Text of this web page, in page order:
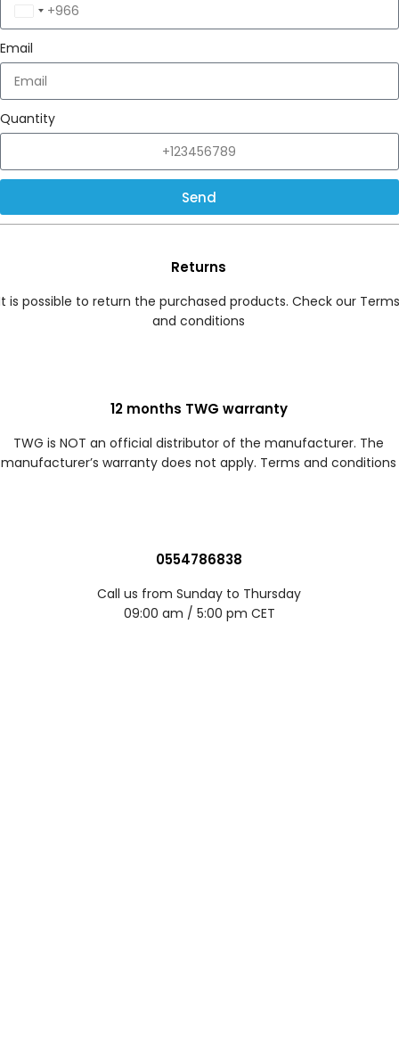
Saudi
Arabia
+966
Email
Quantity
Send
Returns
is possible to return the purchased products. Check our Terms
and conditions
12 months TWG warranty
TWG is NOT an official distributor of the manufacturer. The
manufacturer’s warranty does not apply. Terms and conditions
0554786838
Call us from Sunday to Thursday
09:00 am / 5:00 pm CET